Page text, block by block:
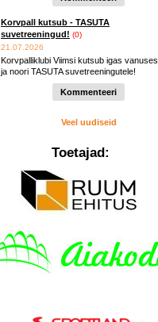
Korvpall kutsub - TASUTA
suvetreeningud! (0)
21.07.2026
Korvpalliklubi Viimsi kutsub igas
ja noori TASUTA suvetreeningutele!
Kommenteeri
Veel uudiseid
Toetajad: